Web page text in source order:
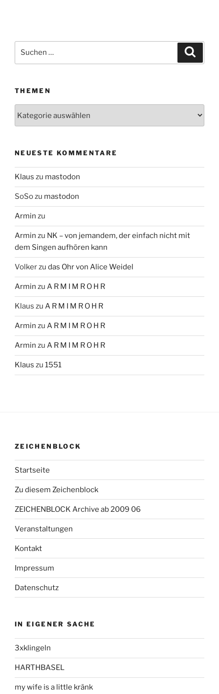
Suchen
THEMEN
NEUESTE KOMMENTARE
Klaus zu mastodon
SoSozu mastodon
Armin zu
Armin zu NK – von jemandem, der einfach nicht mit
dem Singen aufhören kann
Volkerzu das Ohr von Alice Weidel
Armin zu A R M I M R O H R
Klaus zu A R M I M R O H R
Armin zu A R M I M R O H R
Armin zu A R M I M R O H R
Klaus zu 1551
ZEICHENBLOCK
Startseite
Zu diesem Zeichenblock
ZEICHENBLOCK Archive ab 2009 06
Veranstaltungen
Kontakt
Impressum
Datenschutz
IN EIGENER SACHE
3xklingeln
HARTHBASEL
my wife is a little kränk